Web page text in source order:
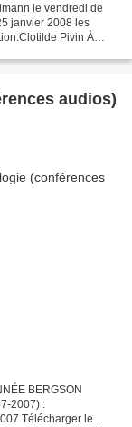
le vendredi de
janvier 2008 les
Pivin À
audios)
BERGSON
2007) :
Télécharger le